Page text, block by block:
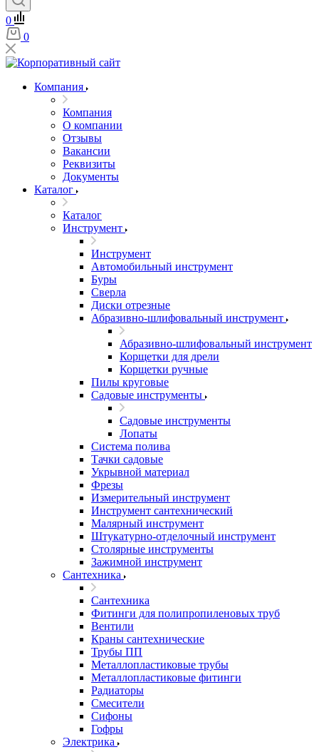
0
0
Компания
Компания
О компании
Отзывы
Вакансии
Реквизиты
Документы
Каталог
Каталог
Инструмент
Инструмент
Автомобильный инструмент
Буры
Сверла
Диски отрезные
Абразивно-шлифовальный инструмент
Абразивно-шлифовальный инструмент
Корщетки для дрели
Корщетки ручные
Пилы круговые
Садовые инструменты
Садовые инструменты
Лопаты
Система полива
Тачки садовые
Укрывной материал
Фрезы
Измерительный инструмент
Инструмент сантехнический
Малярный инструмент
Штукатурно-отделочный инструмент
Cтолярные инструменты
Зажимной инструмент
Сантехника
Сантехника
Фитинги для полипропиленовых труб
Вентили
Краны сантехнические
Трубы ПП
Металлопластиковые трубы
Металлопластиковые фитинги
Радиаторы
Смесители
Сифоны
Гофры
Электрика